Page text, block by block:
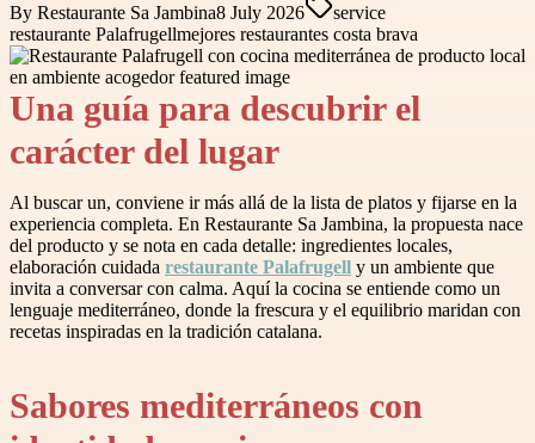
By Restaurante Sa Jambina8 July 2026
service
restaurante Palafrugellmejores restaurantes costa brava
Una guía para descubrir el
carácter del lugar
Al buscar un, conviene ir más allá de la lista de platos y fijarse en la
experiencia completa. En Restaurante Sa Jambina, la propuesta nace
del producto y se nota en cada detalle: ingredientes locales,
elaboración cuidada restaurante Palafrugell y un ambiente que
invita a conversar con calma. Aquí la cocina se entiende como un
lenguaje mediterráneo, donde la frescura y el equilibrio maridan con
recetas inspiradas en la tradición catalana.
Sabores mediterráneos con